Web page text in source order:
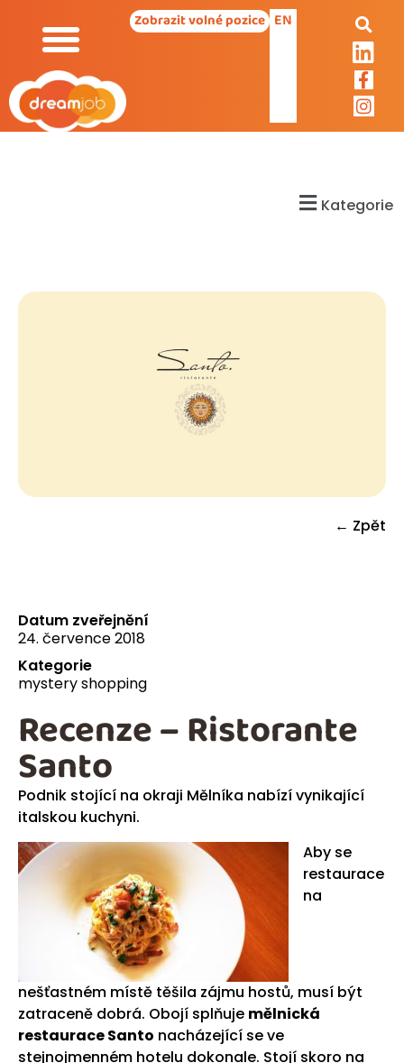
Zobrazit volné pozice EN
Kategorie
← Zpět
Datum zveřejnění
24. července 2018
Kategorie
mystery shopping
Podnik stojící na okraji Mělníka nabízí vynikající
italskou kuchyni.
Aby se
restaurace
na
nešťastném místě těšila zájmu hostů, musí být
zatraceně dobrá. Obojí splňuje mělnická
restaurace Santo nacházející se ve
stejnojmenném hotelu dokonale. Stojí skoro na
Recenze – Ristorante
Santo